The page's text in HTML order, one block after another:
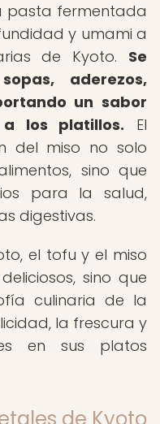
pasta fermentada
y umami a
de Kyoto. Se
aderezos,
un sabor
los platillos. El
del miso no solo
sino que
para la salud,
digestivas.
el tofu y el miso
sino que
culinaria de la
la frescura y
en sus platos